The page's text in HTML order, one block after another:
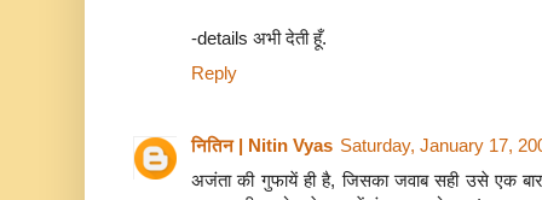
-details अभी देती हूँ.
Reply
नितिन | Nitin Vyas Saturday, January 17,
अजंता की गुफायें ही है, जिसका जवाब सही उसे एक